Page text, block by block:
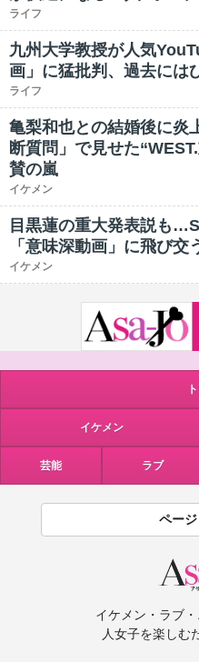
ライフ
九州大学教授が人気
画」に猛批判、過去には
ライフ
亀梨和也との結婚後に
断質問」で見せた
賛の嵐
イケメン
目黒蓮の重大発表説も
「意味深動画」に飛び
イケメン
イケメン
芸能 ラブ
ペー
イケメン・ラブ
人女子を楽しむ